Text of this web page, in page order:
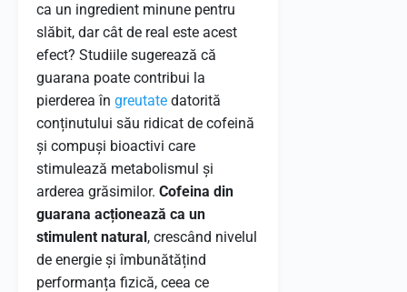
ca un ingredient minune pentru
slăbit, dar cât de real este acest
efect? Studiile sugerează că
guarana poate contribui la
pierderea în greutate datorită
conținutului său ridicat de cofeină
și compuși bioactivi care
stimulează metabolismul și
arderea grăsimilor. Cofeina din
guarana acționează ca un
stimulent natural, crescând nivelul
de energie și îmbunătățind
performanța fizică, ceea ce